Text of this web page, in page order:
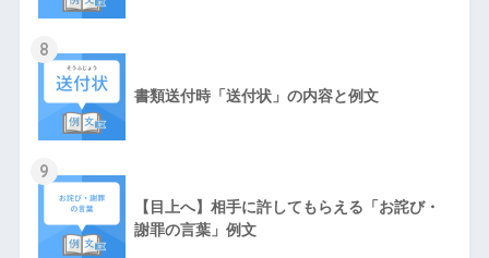
8
書類送付時「送付状」の内容と例文
9
【目上へ】相手に許してもらえる「お詫び・
謝罪の言葉」例文